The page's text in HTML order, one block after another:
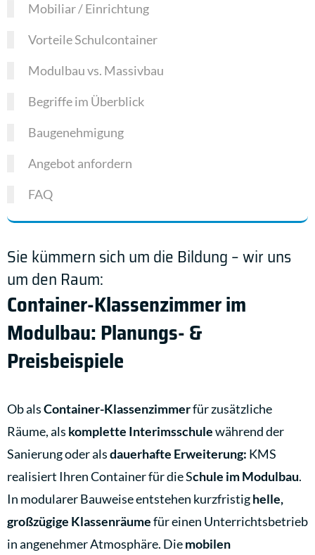
Mobiliar / Einrichtung
Vorteile Schulcontainer
Modulbau vs. Massivbau
Begriffe im Überblick
Baugenehmigung
Angebot anfordern
FAQ
Sie kümmern sich um die Bildung – wir uns
um den Raum:
Container-Klassenzimmer im
Modulbau: Planungs- &
Preisbeispiele
Ob alsContainer-Klassenzimmerfür zusätzliche
Räume, als komplette Interimsschulewährend der
Sanierung oder alsdauerhafte Erweiterung: KMS
realisiert Ihren Container für die Schule im Modulbau.
In modularer Bauweise entstehen kurzfristighelle,
großzügige Klassenräumefür einen Unterrichtsbetrieb
in angenehmer Atmosphäre. Diemobilen